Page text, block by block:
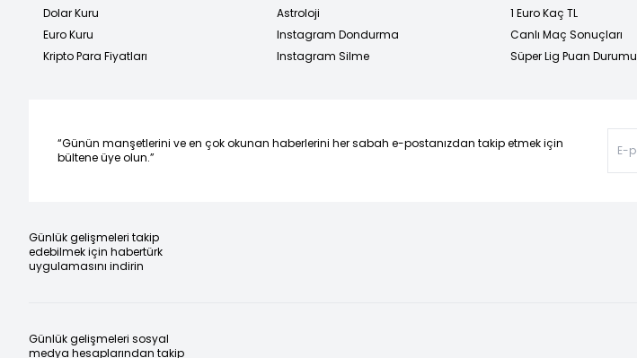
Dolar Kuru
Euro Kuru
Kripto Para Fiyatları
Astroloji
Instagram Dondurma
Instagram Silme
1 Euro Kaç TL
Canlı Maç Sonuçları
Süper Lig Puan Durumu
“Günün manşetlerini ve en çok okunan haberlerini her sabah e-postanızdan takip etmek için
bültene üye olun.”
Günlük gelişmeleri takip
edebilmek için habertürk
uygulamasını indirin
Günlük gelişmeleri sosyal
medya hesaplarından takip